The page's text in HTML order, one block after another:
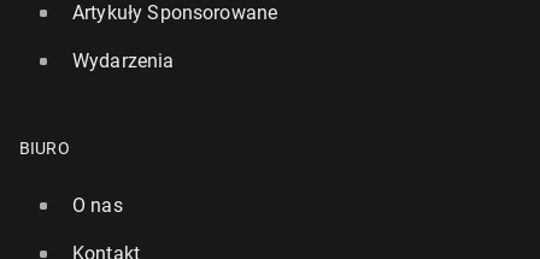
Artykuły Sponsorowane
Wydarzenia
BIURO
O nas
Kontakt